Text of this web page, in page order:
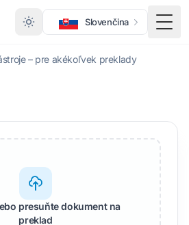
Slovenčina
– pre akékoľvek preklady
presuňte dokument na
preklad